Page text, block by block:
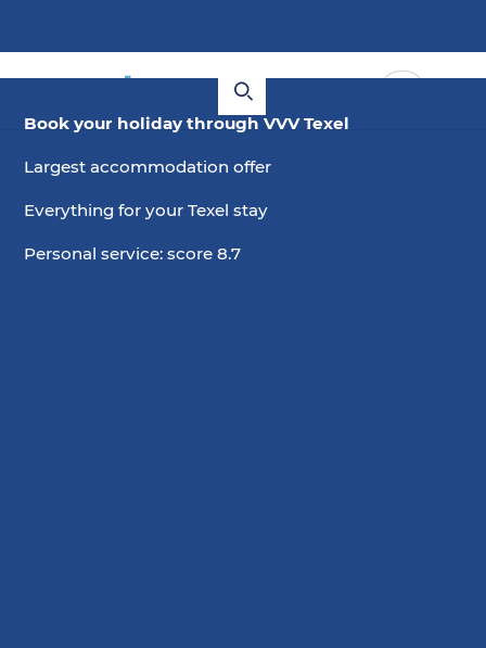
Book your holiday through VVV Texel
Largest accommodation offer
Everything for your Texel stay
Personal service: score 8.7